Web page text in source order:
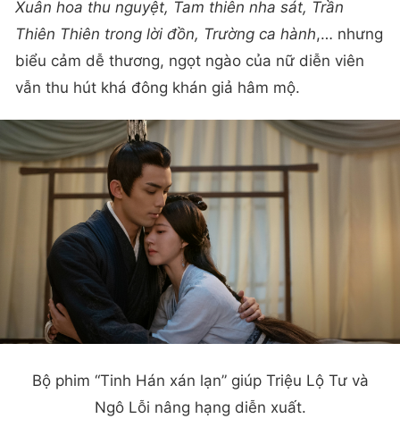
Xuân hoa thu nguyệt, Tam thiên nha sát, Trần
Thiên Thiên trong lời đồn, Trường ca hành,… nhưng
biểu cảm dễ thương, ngọt ngào của nữ diễn viên
vẫn thu hút khá đông khán giả hâm mộ.
Bộ phim “Tinh Hán xán lạn” giúp Triệu Lộ Tư và
Ngô Lỗi nâng hạng diễn xuất.